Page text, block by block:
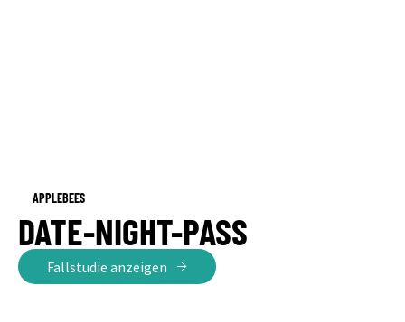
APPLEBEES
DATE-NIGHT-PASS
Fallstudie anzeigen